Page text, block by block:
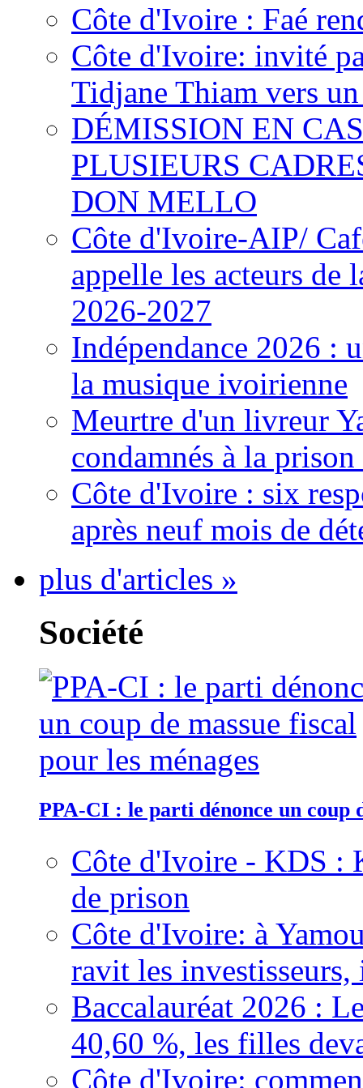
Côte d'Ivoire : Faé
Côte d'Ivoire: invité
Tidjane Thiam vers
DÉMISSION EN
PLUSIEURS
DON MELLO
Côte d'Ivoire-AIP/
appelle les acteurs de
2026-2027
Indépendance 2026 :
la musique ivoirienne
Meurtre d'un livreur
condamnés à la
Côte d'Ivoire : six
après neuf mois de
plus d'articles »
Société
PPA-CI : le parti dénonce un coup
Côte d'Ivoire - KDS :
de prison
Côte d'Ivoire: à
ravit les
Baccalauréat 2026 :
40,60 %, les filles
Côte d'Ivoire: